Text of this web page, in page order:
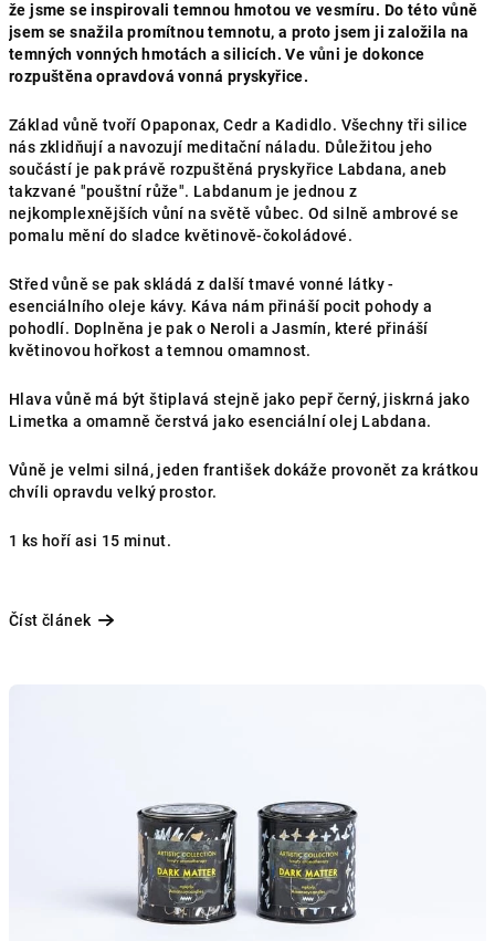
že jsme se inspirovali temnou hmotou ve vesmíru. Do této vůně
jsem se snažila promítnou temnotu, a proto jsem ji založila na
temných vonných hmotách a silicích. Ve vůni je dokonce
rozpuštěna opravdová vonná pryskyřice.
Základ vůně tvoří Opaponax, Cedr a Kadidlo. Všechny tři silice
nás zklidňují a navozují meditační náladu. Důležitou jeho
součástí je pak právě rozpuštěná pryskyřice Labdana, aneb
takzvané "pouštní růže". Labdanum je jednou z
nejkomplexnějších vůní na světě vůbec. Od silně ambrové se
pomalu mění do sladce květinově-čokoládové.
Střed vůně se pak skládá z další tmavé vonné látky -
esenciálního oleje kávy. Káva nám přináší pocit pohody a
pohodlí. Doplněna je pak o Neroli a Jasmín, které přináší
květinovou hořkost a temnou omamnost.
Hlava vůně má být štiplavá stejně jako pepř černý, jiskrná jako
Limetka a omamně čerstvá jako esenciální olej Labdana.
Vůně je velmi silná, jeden františek dokáže provonět za krátkou
chvíli opravdu velký prostor.
1 ks hoří asi 15 minut.
Číst článek